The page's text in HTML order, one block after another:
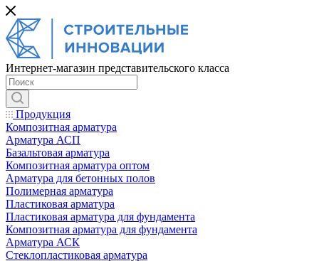
Интернет-магазин представительского класса
Продукция
Композитная арматура
Арматура АСП
Базальтовая арматура
Композитная арматура оптом
Арматура для бетонных полов
Полимерная арматура
Пластиковая арматура
Пластиковая арматура для фундамента
Композитная арматура для фундамента
Арматура АСК
Cтеклопластиковая арматура